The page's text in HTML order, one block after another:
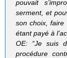
pouvait
serment, et
son choix, faire
étant payé à
OE: “Je suis
procédure